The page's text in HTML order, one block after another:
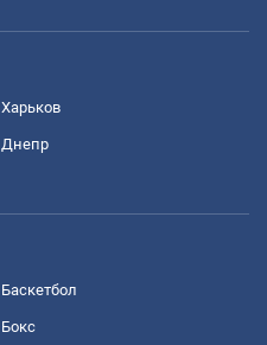
Харьков
Днепр
Баскетбол
Бокс